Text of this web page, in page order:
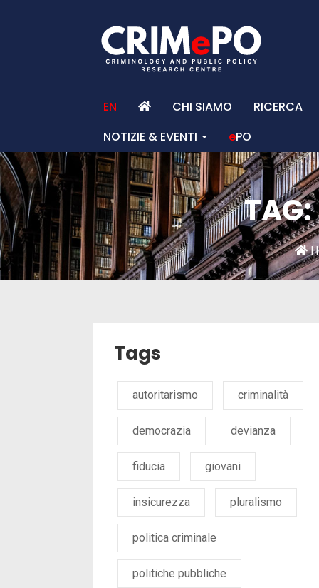
EN CHI SIAMO
RICERCA
NOTIZIE & EVENTI
ePO
Tags
autoritarismo criminalità
democrazia devianza
fiducia giovani
insicurezza pluralismo
politica criminale
politiche pubbliche